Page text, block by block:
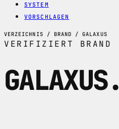
SYSTEM
VORSCHLAGEN
VERZEICHNIS / BRAND / GALAXUS
VERIFIZIERT BRAND
GALAXUS.